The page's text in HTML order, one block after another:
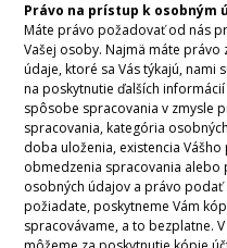
Právo na prístup k osobným
Máte právo požadovať od nás
Vašej osoby. Najmä máte
údaje, ktoré sa Vás týkajú, nami
na poskytnutie ďalších
spôsobe spracovania v zmysle
spracovania, kategória
doba uloženia, existencia
obmedzenia spracovania alebo
osobných údajov a právo podať
požiadate, poskytneme Vám
spracovávame, a to bezplatne.